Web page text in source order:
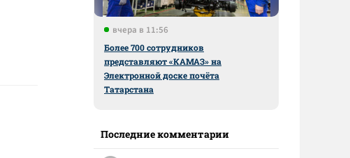
вчера в 11:56
Более 700 сотрудников
представляют «КАМАЗ» на
Электронной доске почёта
Татарстана
Последние комментарии